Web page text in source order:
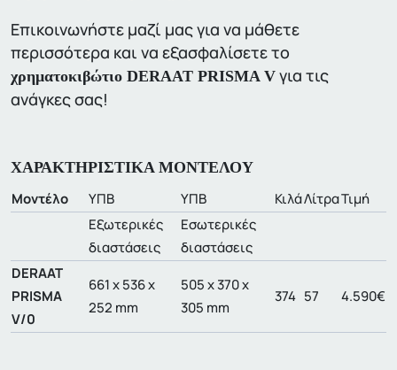
Επικοινωνήστε μαζί μας για να μάθετε
περισσότερα και να εξασφαλίσετε το
χρηματοκιβώτιο DERAAT PRISMA V για τις
ανάγκες σας!
ΧΑΡΑΚΤΗΡΙΣΤΙΚΑ ΜΟΝΤΕΛΟΥ
Μοντέλο ΥΠΒ ΥΠΒ ΚιλάΛίτραΤιμή
Εξωτερικές
διαστάσεις
Εσωτερικές
διαστάσεις
DERAAT
PRISMA
V/0
661 x 536 x
252 mm
505 x 370 x
305 mm
374 57 4.590€